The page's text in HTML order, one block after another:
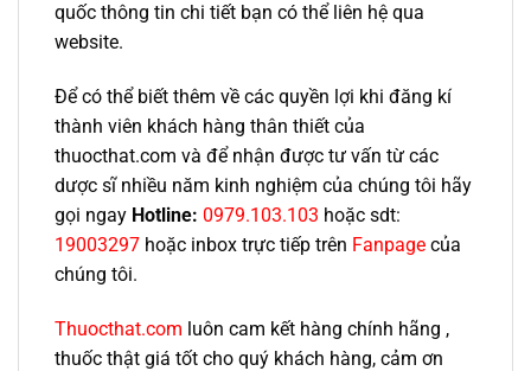
quốc thông tin chi tiết bạn có thể liên hệ qua
website.
Để có thể biết thêm về các quyền lợi khi đăng kí
thành viên khách hàng thân thiết của
thuocthat.com và để nhận được tư vấn từ các
dược sĩ nhiều năm kinh nghiệm của chúng tôi hãy
gọi ngay Hotline: 0979.103.103 hoặc sdt:
19003297 hoặc inbox trực tiếp trên Fanpage của
chúng tôi.
Thuocthat.com luôn cam kết hàng chính hãng ,
thuốc thật giá tốt cho quý khách hàng, cảm ơn